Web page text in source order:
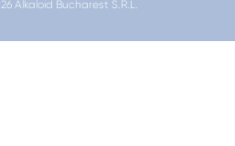
Alkaloid Bucharest S.R.L.